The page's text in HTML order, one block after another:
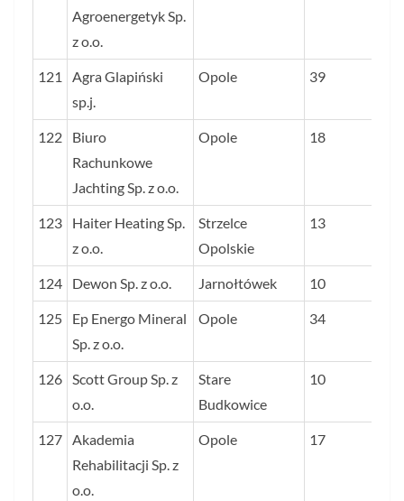
Agroenergetyk Sp.
z o.o.
121
Agra Glapiński
sp.j.
Opole 39
122
Biuro
Rachunkowe
Jachting Sp. z o.o.
Opole 18
123
Haiter Heating Sp.
z o.o.
Strzelce
Opolskie
13
124 Dewon Sp. z o.o. Jarnołtówek 10
125
Ep Energo Mineral
Sp. z o.o.
Opole 34
126
Scott Group Sp. z
o.o.
Stare
Budkowice
10
127
Akademia
Rehabilitacji Sp. z
o.o.
Opole 17